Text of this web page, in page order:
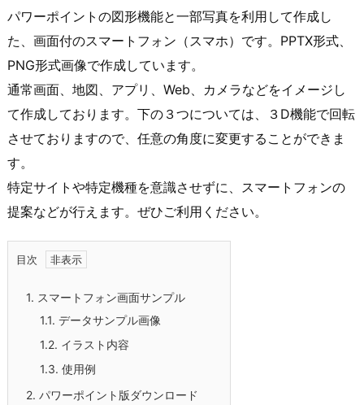
パワーポイントの図形機能と一部写真を利用して作成し
た、画面付のスマートフォン（スマホ）です。PPTX形式、
PNG形式画像で作成しています。
通常画面、地図、アプリ、Web、カメラなどをイメージし
て作成しております。下の３つについては、３D機能で回転
させておりますので、任意の角度に変更することができま
す。
特定サイトや特定機種を意識させずに、スマートフォンの
提案などが行えます。ぜひご利用ください。
目次
1. スマートフォン画面サンプル
1.1. データサンプル画像
1.2. イラスト内容
1.3. 使用例
2. パワーポイント版ダウンロード